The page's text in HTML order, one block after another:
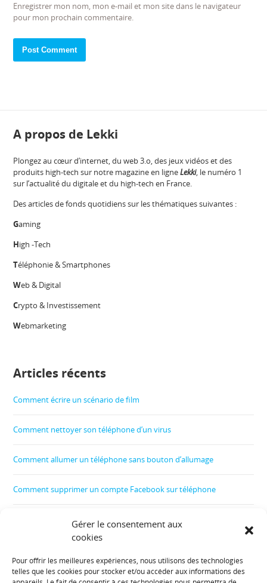
Gérer le consentement aux
cookies
Pour offrir les meilleures expériences, nous utilisons des technologies
telles que les cookies pour stocker et/ou accéder aux informations des
Enregistrer mon nom, mon e-mail et mon site dans le navigateur
pour mon prochain commentaire.
A propos de Lekki
Plongez au cœur d’internet, du web 3.o, des jeux vidéos et des
produits high-tech sur notre magazine en ligneLekki, le numéro 1
sur l’actualité du digitale et du high-tech en France.
Des articles de fonds quotidiens sur les thématiques suivantes :
Gaming
High -Tech
Téléphonie & Smartphones
Web & Digital
Crypto & Investissement
Webmarketing
Articles récents
Comment écrire un scénario de film
Comment nettoyer son téléphone d’un virus
Comment allumer un téléphone sans bouton d’allumage
Comment supprimer un compte Facebook sur téléphone
Comment créer un film
Informations diverses :